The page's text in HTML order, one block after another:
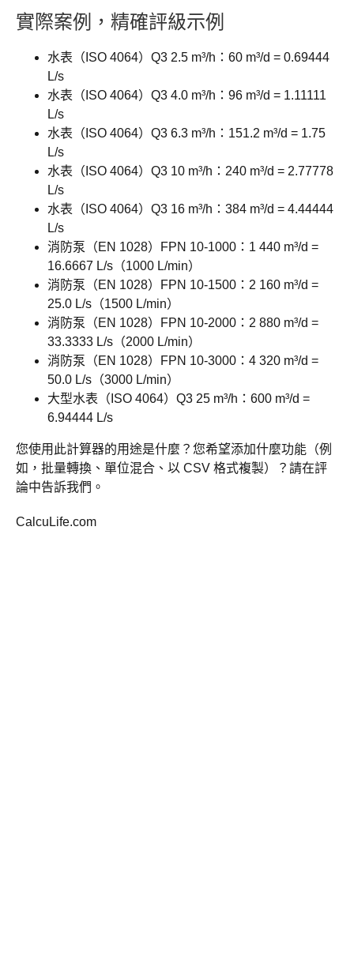
實際案例，精確評級示例
水表（ISO 4064）Q3 2.5 m³/h：60 m³/d = 0.69444
L/s
水表（ISO 4064）Q3 4.0 m³/h：96 m³/d = 1.11111
L/s
水表（ISO 4064）Q3 6.3 m³/h：151.2 m³/d = 1.75
L/s
水表（ISO 4064）Q3 10 m³/h：240 m³/d = 2.77778
L/s
水表（ISO 4064）Q3 16 m³/h：384 m³/d = 4.44444
L/s
消防泵（EN 1028）FPN 10-1000：1 440 m³/d =
16.6667 L/s（1000 L/min）
消防泵（EN 1028）FPN 10-1500：2 160 m³/d =
25.0 L/s（1500 L/min）
消防泵（EN 1028）FPN 10-2000：2 880 m³/d =
33.3333 L/s（2000 L/min）
消防泵（EN 1028）FPN 10-3000：4 320 m³/d =
50.0 L/s（3000 L/min）
大型水表（ISO 4064）Q3 25 m³/h：600 m³/d =
6.94444 L/s
您使用此計算器的用途是什麼？您希望添加什麼功能（例
如，批量轉換、單位混合、以 CSV 格式複製）？請在評
論中告訴我們。
CalcuLife.com